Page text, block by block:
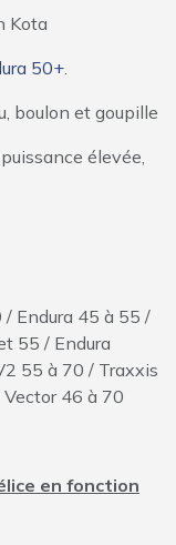
Kota
50+.
boulon et goupille
élevée,
/ Endura 45 à 55 /
55 / Endura
55 à 70 / Traxxis
46 à 70
en fonction